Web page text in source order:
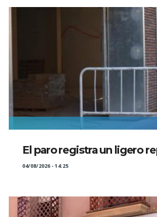
El paro registra un ligero
04/08/2026 - 14:25